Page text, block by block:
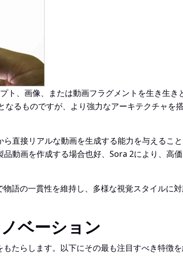
、画像、または動画フラグメントを生き生
るものですが、より強力なアーキテクチャを
接リアルな動画を生成する能力を与えるこ
動画を作成する場合也好、Sora 2により、高
語の一貫性を維持し、多様な視覚スタイルに
ベーション
たらします。以下にその最も注目すべき特徴を